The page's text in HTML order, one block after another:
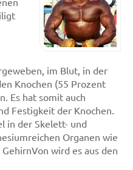
im Blut, in der
Knochen (55 Prozent
Es hat somit auch
Festigkeit der Knochen.
in der Skelett- und
Organen wie
wird es aus den